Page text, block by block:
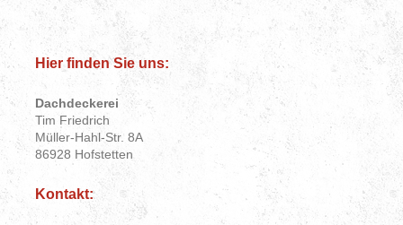
Hier finden Sie uns:
Dachdeckerei
Tim Friedrich
Müller-Hahl-Str. 8A
86928 Hofstetten
Kontakt: